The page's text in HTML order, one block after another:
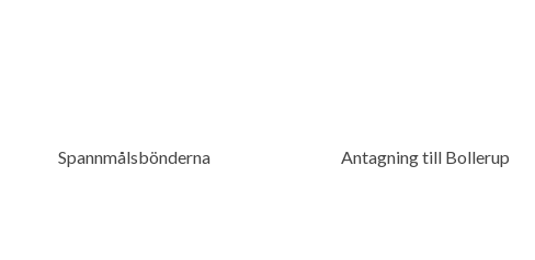
Spannmålsbönderna Antagning till Bollerup